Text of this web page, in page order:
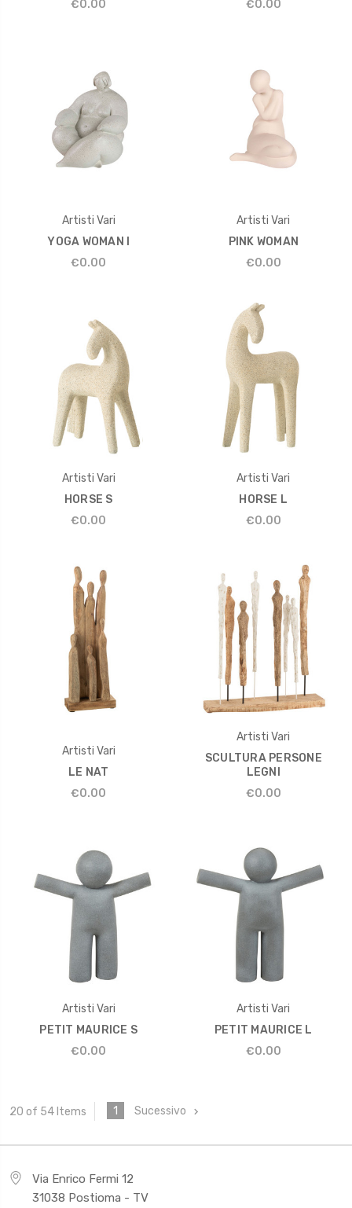
€0.00 €0.00
Artisti Vari
YOGA WOMAN I
€0.00
Artisti Vari
PINK WOMAN
€0.00
Artisti Vari
HORSE S
€0.00
Artisti Vari
HORSE L
€0.00
Artisti Vari
LE NAT
€0.00
Artisti Vari
SCULTURA PERSONE
LEGNI
€0.00
Artisti Vari
PETIT MAURICE S
€0.00
Artisti Vari
PETIT MAURICE L
€0.00
20 of 54 Items 1 Sucessivo
Via Enrico Fermi 12
31038 Postioma - TV